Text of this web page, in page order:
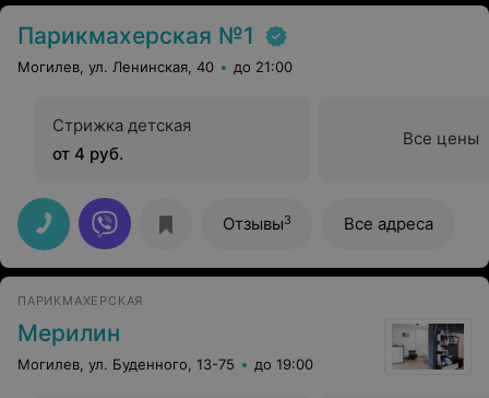
Парикмахерская №1
Могилев, ул. Ленинская, 40 до 21:00
Стрижка детская
от 4 руб.
Все цены
Отзывы3 Все адреса
ПАРИКМАХЕРСКАЯ
Мерилин
Могилев, ул. Буденного, 13-75 до 19:00